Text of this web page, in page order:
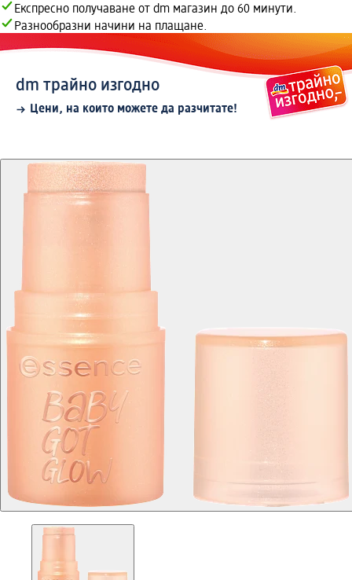
Експресно получаване от dm магазин до 60 минути.
Разнообразни начини на плащане.
dm трайно изгодно
Цени, на които можете да разчитате!